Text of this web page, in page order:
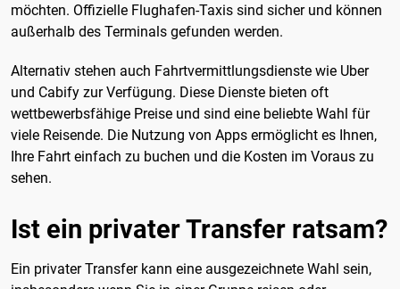
möchten. Offizielle Flughafen-Taxis sind sicher und können
außerhalb des Terminals gefunden werden.
Alternativ stehen auch Fahrtvermittlungsdienste wie Uber
und Cabify zur Verfügung. Diese Dienste bieten oft
wettbewerbsfähige Preise und sind eine beliebte Wahl für
viele Reisende. Die Nutzung von Apps ermöglicht es Ihnen,
Ihre Fahrt einfach zu buchen und die Kosten im Voraus zu
sehen.
Ist ein privater Transfer ratsam?
Ein privater Transfer kann eine ausgezeichnete Wahl sein,